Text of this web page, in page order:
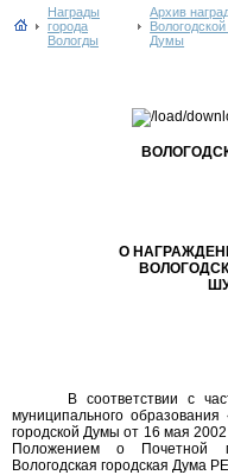
Награды
города
Вологды
Архив
Думы
О
В соответствии с
муниципального
городской Думы от 16 мая
Положением о Почетной
Вологодская городская Дума